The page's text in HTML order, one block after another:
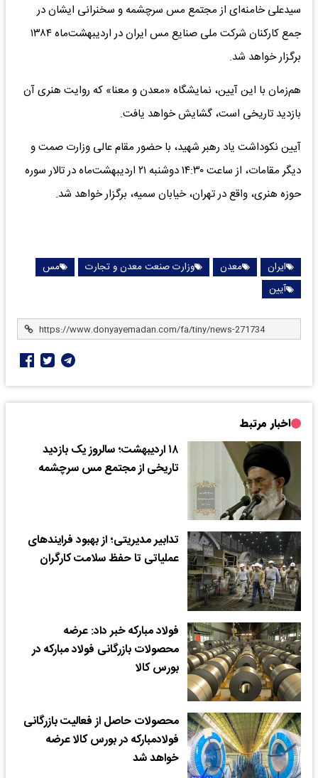
سیدعلی خامنه‌ای از مجتمع مس سرچشمه و سخنرانی ایشان در
جمع کارکنان شرکت ملی صنایع مس ایران در اردیبهشت‌ماه ۱۳۸۴
برگزار خواهد شد.
هم‌زمان با این آیین، نمایشگاه «معدن و معنا» که روایت هنری آن
بازدید تاریخی است، گشایش خواهد یافت.
آیین نکوداشت یاد رهبر شهید، با حضور مقام عالی وزارت صمت و
دیگر مقامات، از ساعت ۱۴:۳۰ دوشنبه ۲۱ اردیبهشت‌ماه در تالار سوره
حوزه هنری، واقع در تهران، خیابان سمیه، برگزار خواهد شد.
ایران معدن وزارت صنعت معدن و تجارت
مس
آیین
اخبار مرتبط
۱۸ اردیبهشت؛ سالروز یک بازدید
تاریخی از مجتمع مس سرچشمه
تدابیر مدیریتی؛ از بهبود فرایندهای
عملیاتی تا حفظ سلامت کارگران
فولاد مبارکه خبر داد: عرضه
محصولات بازرگانی فولاد مبارکه در
بورس کالا
محصولات حاصل از فعالیت بازرگانی
فولادمبارکه در بورس کالا عرضه
خواهد شد